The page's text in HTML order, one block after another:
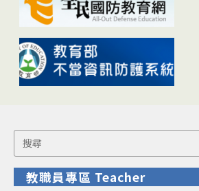
Search
for:
教職員專區 Teacher